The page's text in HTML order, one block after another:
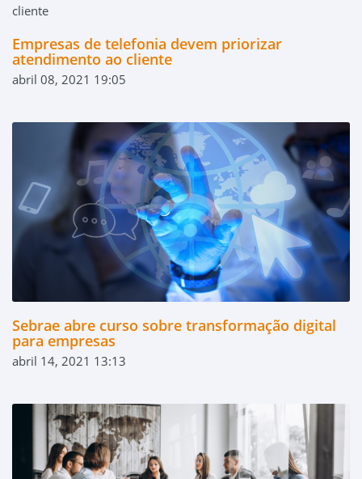
Empresas de telefonia devem priorizar
atendimento ao cliente
abril 08, 2021 19:05
Sebrae abre curso sobre transformação digital
para empresas
abril 14, 2021 13:13